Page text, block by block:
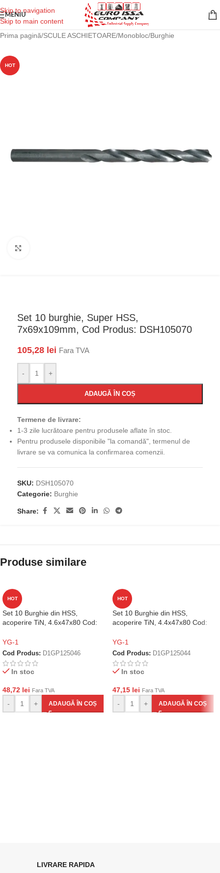
Skip to navigation
Skip to main content
MENIU
Prima pagină/SCULE ASCHIETOARE/Monobloc/Burghie
HOT
Set 10 burghie, Super HSS,
7x69x109mm, Cod Produs: DSH105070
105,28 lei Fara TVA
- +
ADAUGĂ ÎN COȘ
Termene de livrare:
1-3 zile lucrătoare pentru produsele aflate în stoc.
Pentru produsele disponibile "la comandă", termenul de
livrare se va comunica la confirmarea comenzii.
SKU: DSH105070
Categorie: Burghie
Share:
Produse similare
HOT
Set 10 Burghie din HSS,
acoperire TiN, 4.6x47x80 Cod:
YG-1
Cod Produs: D1GP125046
In stoc
48,72 lei Fara TVA
- + ADAUGĂ ÎN COȘ
HOT
Set 10 Burghie din HSS,
acoperire TiN, 4.4x47x80 Cod:
YG-1
Cod Produs: D1GP125044
In stoc
47,15 lei Fara TVA
- + ADAUGĂ ÎN COȘ
LIVRARE RAPIDA